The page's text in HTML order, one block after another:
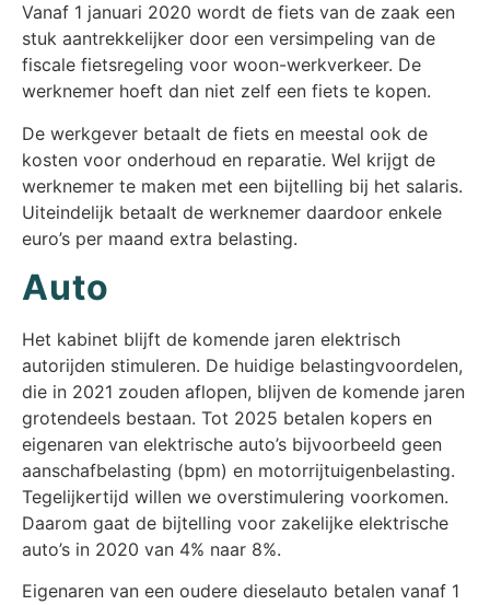
Vanaf 1 januari 2020 wordt de fiets van de zaak een
stuk aantrekkelijker door een versimpeling van de
fiscale fietsregeling voor woon-werkverkeer. De
werknemer hoeft dan niet zelf een fiets te kopen.
De werkgever betaalt de fiets en meestal ook de
kosten voor onderhoud en reparatie. Wel krijgt de
werknemer te maken met een bijtelling bij het salaris.
Uiteindelijk betaalt de werknemer daardoor enkele
euro’s per maand extra belasting.
Auto
Het kabinet blijft de komende jaren elektrisch
autorijden stimuleren. De huidige belastingvoordelen,
die in 2021 zouden aflopen, blijven de komende jaren
grotendeels bestaan. Tot 2025 betalen kopers en
eigenaren van elektrische auto’s bijvoorbeeld geen
aanschafbelasting (bpm) en motorrijtuigenbelasting.
Tegelijkertijd willen we overstimulering voorkomen.
Daarom gaat de bijtelling voor zakelijke elektrische
auto’s in 2020 van 4% naar 8%.
Eigenaren van een oudere dieselauto betalen vanaf 1